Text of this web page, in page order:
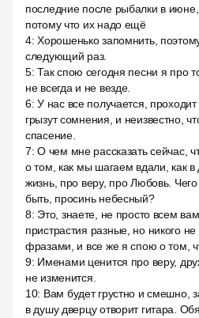
последние после рыбалки в
потому что их надо ещё
4:Хорошенько запомнить,
следующий раз.
5:Так спою сегодня песни я про
не всегда и не везде.
6:У нас все получается,
грызут сомнения, и неизвестно,
спасение.
7:О чем мне рассказать сейчас,
о том, как мы шагаем вдали, как
жизнь, про веру, про Любовь.
быть, просинь небесный?
8: Это, знаете, не просто всем
пристрастия разные, но никого
фразами, и все же я спою о том,
9: Именами ценится про веру,
не изменится.
10: Вам будет грустно и смешно,
в душу дверцу отворит гитара.